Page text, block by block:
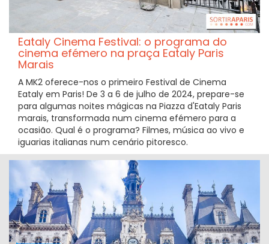
Eataly Cinema Festival: o programa do
cinema efémero na praça Eataly Paris
Marais
A MK2 oferece-nos o primeiro Festival de Cinema
Eataly em Paris! De 3 a 6 de julho de 2024, prepare-se
para algumas noites mágicas na Piazza d'Eataly Paris
marais, transformada num cinema efémero para a
ocasião. Qual é o programa? Filmes, música ao vivo e
iguarias italianas num cenário pitoresco.